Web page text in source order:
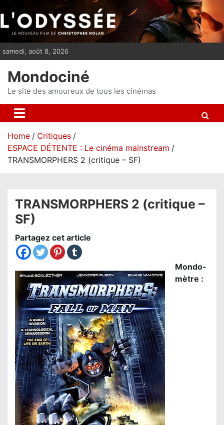
i
p
n
samedi, août 8, 2026
Mondociné
Le site des amoureux de tous les cinémas
Home
Critiques
ESPACE DÉTENTE : Le cinéma mainstream
TRANSMORPHERS 2 (critique – SF)
TRANSMORPHERS 2 (critique –
SF)
Partagez cet article
Mondo-
mètre :